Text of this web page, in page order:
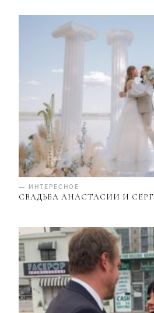
— ИНТЕРЕСНОЕ
СВАДЬБА АНАСТАСИИ И